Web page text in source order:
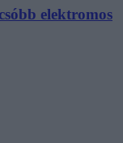
elektromos